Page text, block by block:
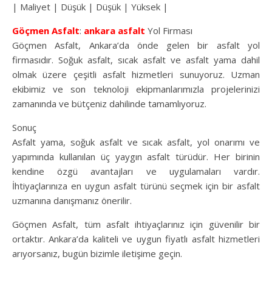
| Maliyet | Düşük | Düşük | Yüksek |
Göçmen Asfalt: ankara asfalt Yol Firması
Göçmen Asfalt, Ankara’da önde gelen bir asfalt yol
firmasıdır. Soğuk asfalt, sıcak asfalt ve asfalt yama dahil
olmak üzere çeşitli asfalt hizmetleri sunuyoruz. Uzman
ekibimiz ve son teknoloji ekipmanlarımızla projelerinizi
zamanında ve bütçeniz dahilinde tamamlıyoruz.
Sonuç
Asfalt yama, soğuk asfalt ve sıcak asfalt, yol onarımı ve
yapımında kullanılan üç yaygın asfalt türüdür. Her birinin
kendine özgü avantajları ve uygulamaları vardır.
İhtiyaçlarınıza en uygun asfalt türünü seçmek için bir asfalt
uzmanına danışmanız önerilir.
Göçmen Asfalt, tüm asfalt ihtiyaçlarınız için güvenilir bir
ortaktır. Ankara’da kaliteli ve uygun fiyatlı asfalt hizmetleri
arıyorsanız, bugün bizimle iletişime geçin.